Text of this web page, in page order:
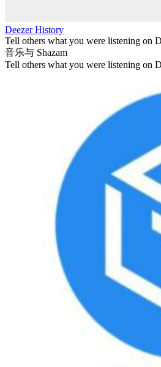
Deezer History
Tell others what you were listening on
音乐与 Shazam
Tell others what you were listening on